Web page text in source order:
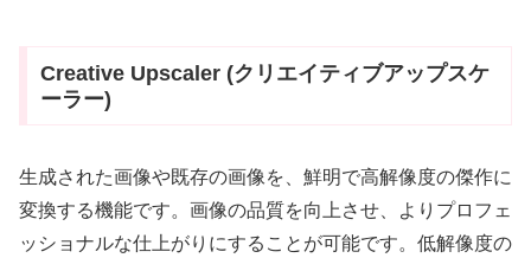
Creative Upscaler (クリエイティブアップスケ
ーラー)
生成された画像や既存の画像を、鮮明で高解像度の傑作に
変換する機能です。画像の品質を向上させ、よりプロフェ
ッショナルな仕上がりにすることが可能です。低解像度の